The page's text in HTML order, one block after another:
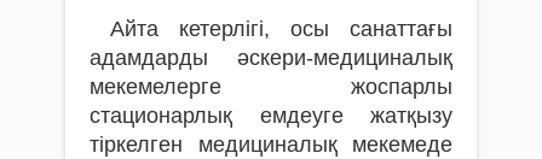
Айта кетерлігі, осы санаттағы
адамдарды әскери-медициналық
мекемелерге жоспарлы
стационарлық емдеуге жатқызу
тіркелген медициналық мекемеде